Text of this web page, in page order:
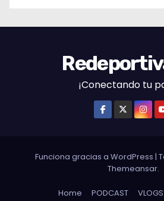
¡Conectando tu
Funciona gracias a WordPress |
Themeansar.
Home PODCAST VLOGS